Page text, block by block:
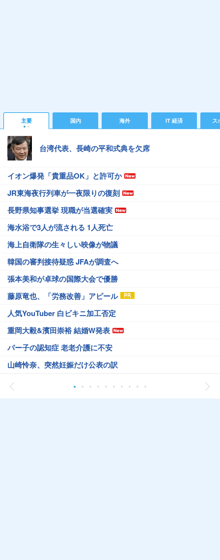
主要 国内 海外 IT 経済 ス
台湾代表、長崎の平和式典を欠席
イオン爆発「貴重品OK」と許可か
JR東海夜行列車が一夜限りの復刻
長野県知事選挙 現職が当選確実
海水浴で3人が流される 1人死亡
海上自衛隊の生々しい映像が物議
韓国の審判接待疑惑 JFAが調査へ
張本美和が卓球の国際大会で優勝
藤原竜也、「労務改善」アピール
人気YouTuber 白ビキニ加工否定
重岡大毅&濱田崇裕 結婚W発表
パー子の認知症 老老介護に不安
山崎怜奈、突然妊娠だけ公表の訳